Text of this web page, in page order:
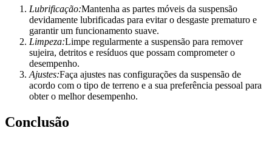
Lubrificação:Mantenha as partes móveis da suspensão
devidamente lubrificadas para evitar o desgaste prematuro e
garantir um funcionamento suave.
Limpeza:Limpe regularmente a suspensão para remover
sujeira, detritos e resíduos que possam comprometer o
desempenho.
Ajustes:Faça ajustes nas configurações da suspensão de
acordo com o tipo de terreno e a sua preferência pessoal para
obter o melhor desempenho.
Conclusão